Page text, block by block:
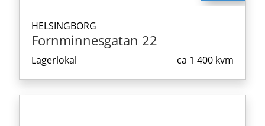
HELSINGBORG
Fornminnesgatan 22
Lagerlokal ca 1 400 kvm